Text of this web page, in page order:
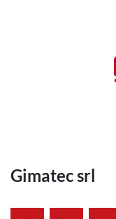
Gimatec srl